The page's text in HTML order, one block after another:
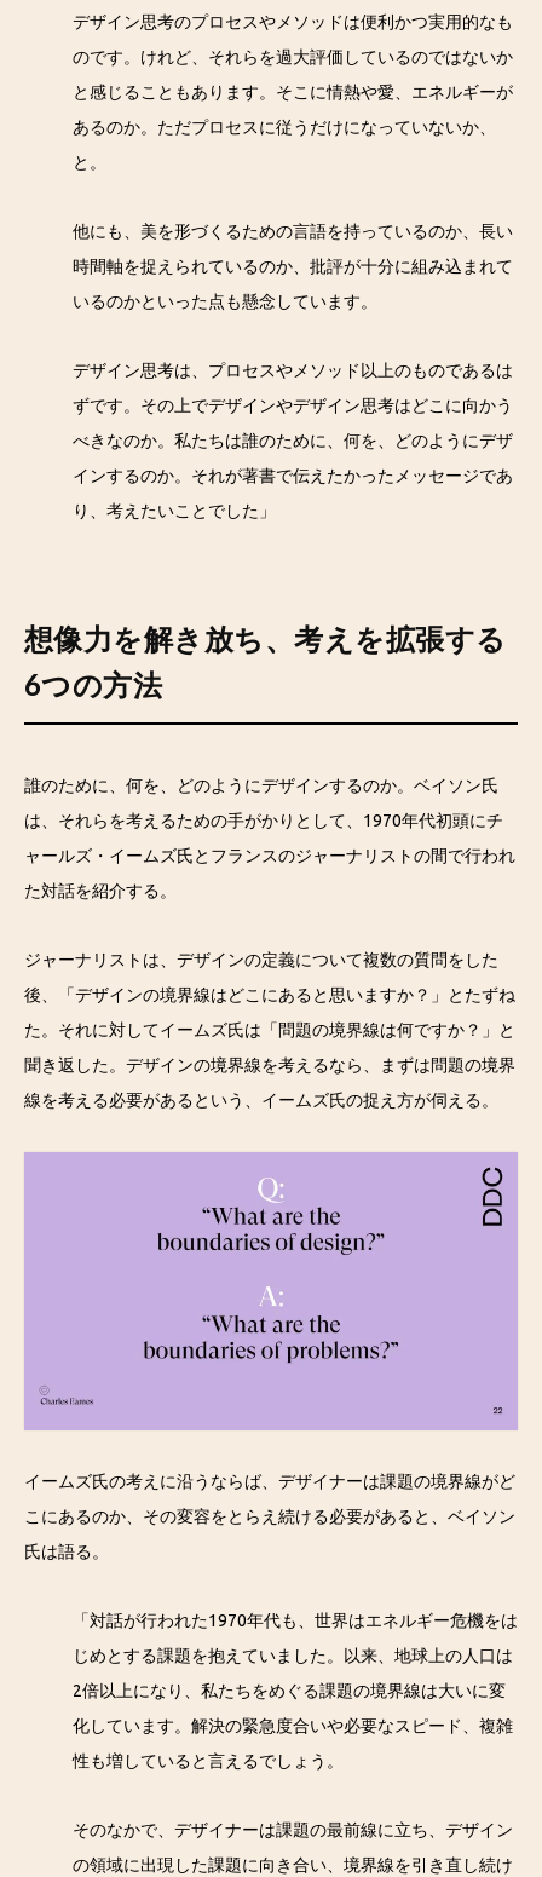
デザイン思考のプロセスやメソッドは便利かつ実用的なも
のです。けれど、それらを過大評価しているのではないか
と感じることもあります。そこに情熱や愛、エネルギーが
あるのか。ただプロセスに従うだけになっていないか、
と。
他にも、美を形づくるための言語を持っているのか、長い
時間軸を捉えられているのか、批評が十分に組み込まれて
いるのかといった点も懸念しています。
デザイン思考は、プロセスやメソッド以上のものであるは
ずです。その上でデザインやデザイン思考はどこに向かう
べきなのか。私たちは誰のために、何を、どのようにデザ
インするのか。それが著書で伝えたかったメッセージであ
り、考えたいことでした」
想像力を解き放ち、考えを拡張する
6つの方法
誰のために、何を、どのようにデザインするのか。ベイソン氏
は、それらを考えるための手がかりとして、1970年代初頭にチ
ャールズ・イームズ氏とフランスのジャーナリストの間で行われ
た対話を紹介する。
ジャーナリストは、デザインの定義について複数の質問をした
後、「デザインの境界線はどこにあると思いますか？」とたずね
た。それに対してイームズ氏は「問題の境界線は何ですか？」と
聞き返した。デザインの境界線を考えるなら、まずは問題の境界
線を考える必要があるという、イームズ氏の捉え方が伺える。
イームズ氏の考えに沿うならば、デザイナーは課題の境界線がど
こにあるのか、その変容をとらえ続ける必要があると、ベイソン
氏は語る。
「対話が行われた1970年代も、世界はエネルギー危機をは
じめとする課題を抱えていました。以来、地球上の人口は
2倍以上になり、私たちをめぐる課題の境界線は大いに変
化しています。解決の緊急度合いや必要なスピード、複雑
性も増していると言えるでしょう。
そのなかで、デザイナーは課題の最前線に立ち、デザイン
の領域に出現した課題に向き合い、境界線を引き直し続け